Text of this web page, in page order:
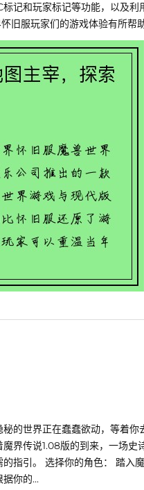
记和玩家标记等功能，以及
旧服玩家们的游戏体验有所帮助
的世界正在蠢蠢欲动，等着
界传说1.08版的到来，一场
指引。 选择你的角色： 踏入
你的...